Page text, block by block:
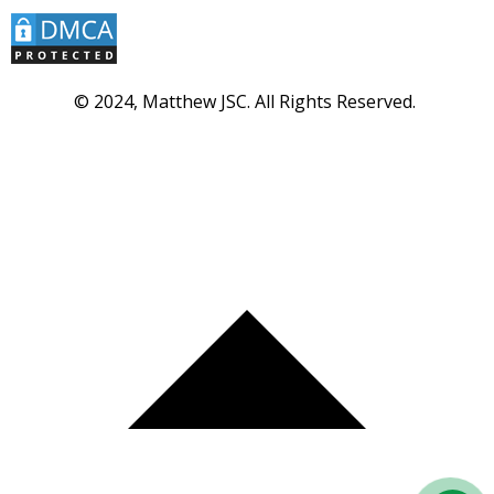
© 2024, Matthew JSC. All Rights Reserved.